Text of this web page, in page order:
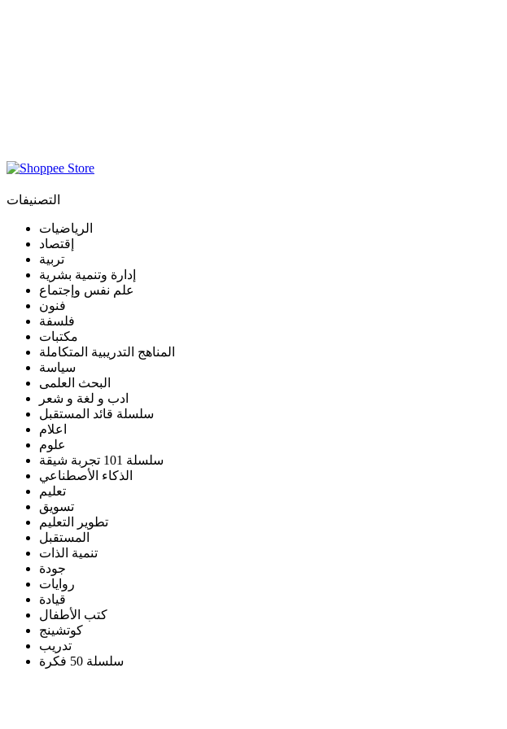
التصنيفات
الرياضيات
إقتصاد
تربية
إدارة وتنمية بشرية
علم نفس وإجتماع
فنون
فلسفة
مكتبات
المناهج التدريبية المتكاملة
سياسة
البحث العلمى
ادب و لغة و شعر
سلسلة قائد المستقبل
اعلام
علوم
سلسلة 101 تجربة شيقة
الذكاء الأصطناعي
تعليم
تسويق
تطوير التعليم
المستقبل
تنمية الذات
جودة
روايات
قيادة
كتب الأطفال
كوتشينج
تدريب
سلسلة 50 فكرة